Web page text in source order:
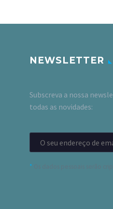
NEWSLETTER
Subscreva a nossa
todas as novidades:
*